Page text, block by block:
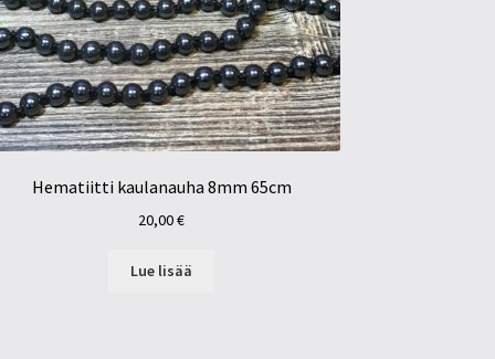
Hematiitti kaulanauha 8mm 65cm
20,00€
Lue lisää